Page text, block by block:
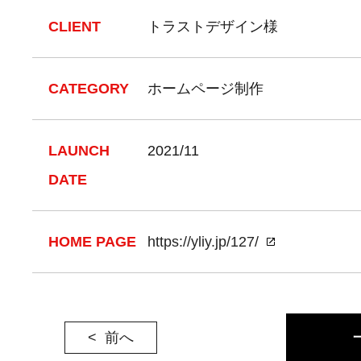
CLIENT トラストデザイン様
CATEGORY ホームページ制作
LAUNCH
DATE
2021/11
HOME PAGE https://yliy.jp/127/
前へ